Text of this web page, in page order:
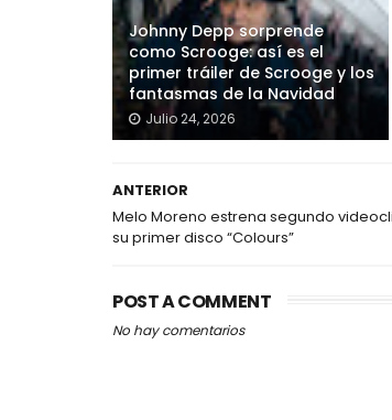
Johnny Depp sorprende
como Scrooge: así es el
primer tráiler de Scrooge y los
fantasmas de la Navidad
Julio 24, 2026
ANTERIOR
Melo Moreno estrena segundo
su primer disco “Colours”
POST A COMMENT
No hay comentarios